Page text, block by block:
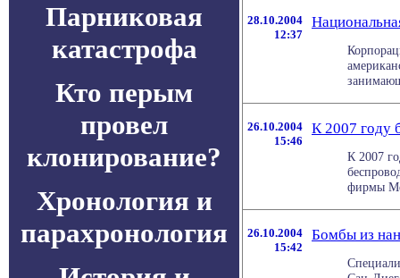
Парниковая
катастрофа
Кто перым
провел
клонирование?
Хронология и
парахронология
28.10.2004
12:37
26.10.2004
15:46
К 2007 году
К 2007
фирмы
26.10.2004
15:42
Бомбы из